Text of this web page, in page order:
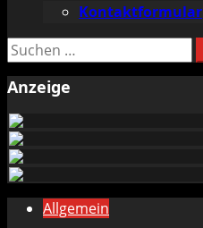
Kontaktformular
Suchen
Anzeige
Allgemein